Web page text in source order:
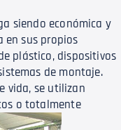
siendo económica y
en sus propios
plástico, dispositivos
de montaje.
vida, se utilizan
o totalmente